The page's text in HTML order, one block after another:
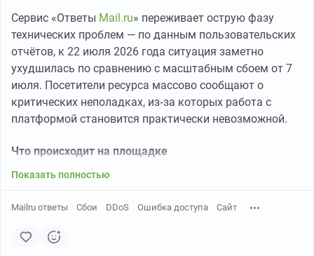
Сервис «Ответы Mail.ru» переживает острую фазу
технических проблем — по данным пользовательских
отчётов, к 22 июля 2026 года ситуация заметно
ухудшилась по сравнению с масштабным сбоем от 7
июля. Посетители ресурса массово сообщают о
критических неполадках, из‑за которых работа с
платформой становится практически невозможной.
Что происходит на площадке
Показать полностью
Mailru ответы Сбои DDoS Ошибка доступа Сайт